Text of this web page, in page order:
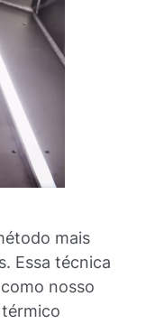
mais
Essa técnica
nosso